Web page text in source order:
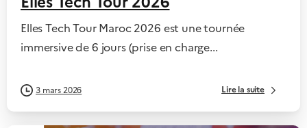
Elles Tech Tour Maroc 2026 est une tournée
immersive de 6 jours (prise en charge...
3 mars 2026 Lire la suite